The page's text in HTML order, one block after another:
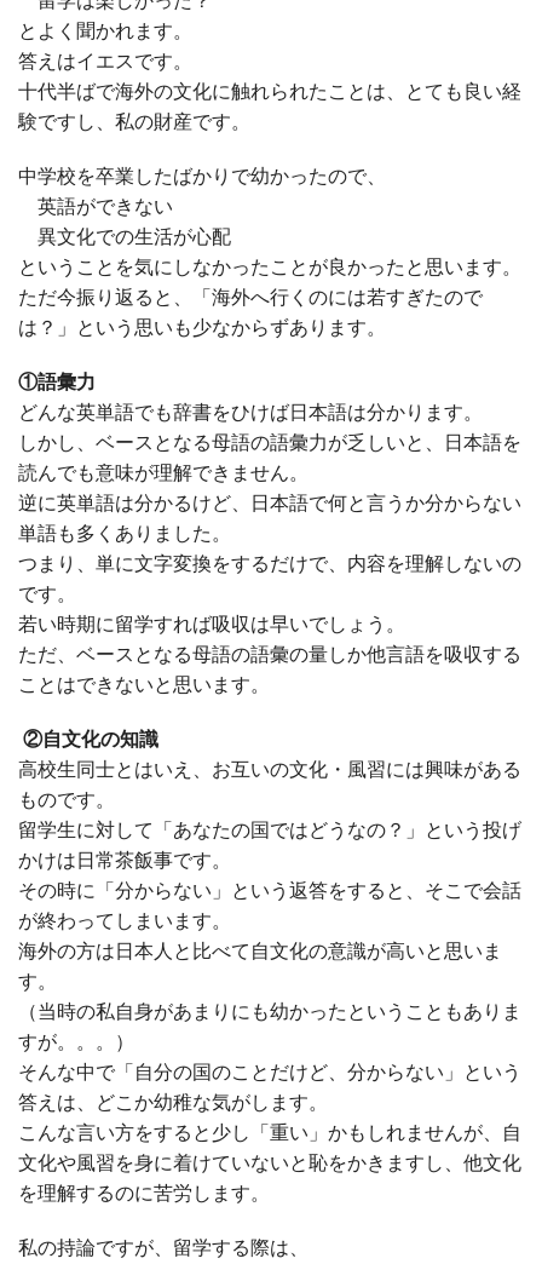
とよく聞かれます。
答えはイエスです。
十代半ばで海外の文化に触れられたことは、とても良い経
験ですし、私の財産です。
中学校を卒業したばかりで幼かったので、
英語ができない
異文化での生活が心配
ということを気にしなかったことが良かったと思います。
ただ今振り返ると、「海外へ行くのには若すぎたので
は？」という思いも少なからずあります。
①語彙力
どんな英単語でも辞書をひけば日本語は分かります。
しかし、ベースとなる母語の語彙力が乏しいと、日本語を
読んでも意味が理解できません。
逆に英単語は分かるけど、日本語で何と言うか分からない
単語も多くありました。
つまり、単に文字変換をするだけで、内容を理解しないの
です。
若い時期に留学すれば吸収は早いでしょう。
ただ、ベースとなる母語の語彙の量しか他言語を吸収する
ことはできないと思います。
②自文化の知識
高校生同士とはいえ、お互いの文化・風習には興味がある
ものです。
留学生に対して「あなたの国ではどうなの？」という投げ
かけは日常茶飯事です。
その時に「分からない」という返答をすると、そこで会話
が終わってしまいます。
海外の方は日本人と比べて自文化の意識が高いと思いま
す。
（当時の私自身があまりにも幼かったということもありま
すが。。。）
そんな中で「自分の国のことだけど、分からない」という
答えは、どこか幼稚な気がします。
こんな言い方をすると少し「重い」かもしれませんが、自
文化や風習を身に着けていないと恥をかきますし、他文化
を理解するのに苦労します。
私の持論ですが、留学する際は、